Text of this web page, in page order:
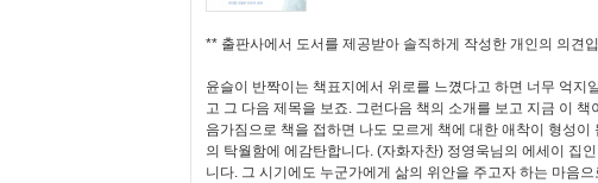
** 출판사에서 도서를 제공받아 솔직하게 작성한 개인의 의견
윤슬이 반짝이는 책표지에서 위로를 느꼈다고 하면 너무 억지
고 그 다음 제목을 보죠. 그런다음 책의 소개를 보고 지금 이
음가짐으로 책을 접하면 나도 모르게 책에 대한 애착이 형성이
의 탁월함에 에감탄합니다. (자화자찬) 정영욱님의 에세이 집
니다. 그 시기에도 누군가에게 삶의 위안을 주고자 하는 마음